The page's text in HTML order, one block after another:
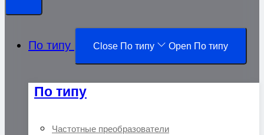
По типу Close По типу Open По типу
По типу
Частотные преобразователи